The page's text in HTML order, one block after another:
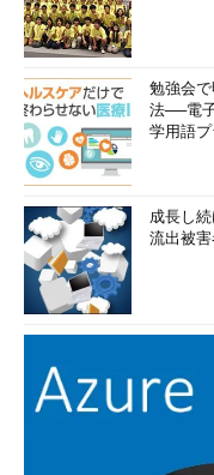
勉強会
法──電
学用語
成長し
流出被